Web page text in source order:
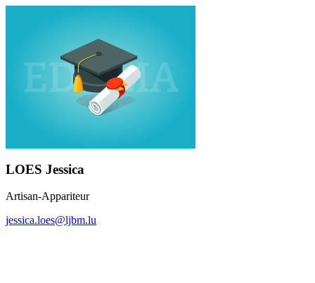
LOES Jessica
Artisan-Appariteur
jessica.loes@ljbm.lu